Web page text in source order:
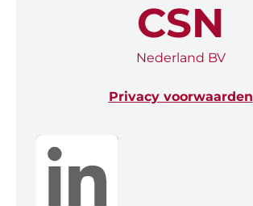
CSN
Nederland BV
Privacy voorwaarden